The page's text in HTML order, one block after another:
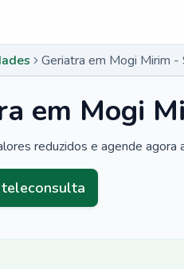
Geriatra em Mogi Mirim -
em Mogi
reduzidos e agende agora